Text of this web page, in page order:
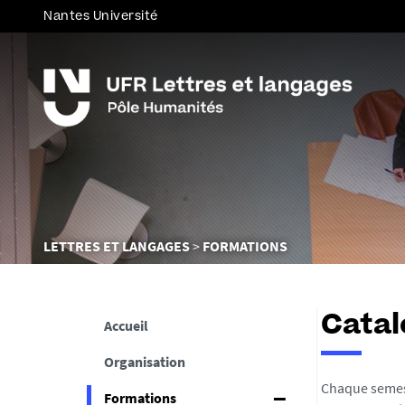
Nantes Université
Vous
êtes
LETTRES ET LANGAGES FORMATIONS
Accueil
Organisation
Formations
Chaque